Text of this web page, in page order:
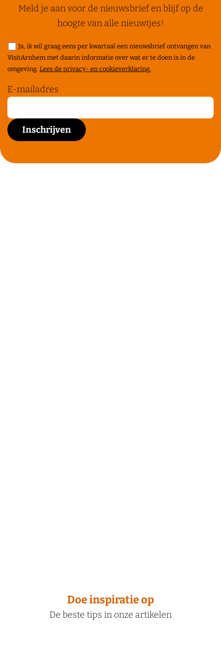
Meld je aan voor de nieuwsbrief en blijf op de
hoogte van alle nieuwtjes!
Ja, ik wil graag eens per kwartaal een nieuwsbrief ontvangen van
VisitArnhem met daarin informatie over wat er te doen is in de
omgeving. Lees de privacy- en cookieverklaring.
E-mailadres
Doe inspiratie op
De beste tips in onze artikelen